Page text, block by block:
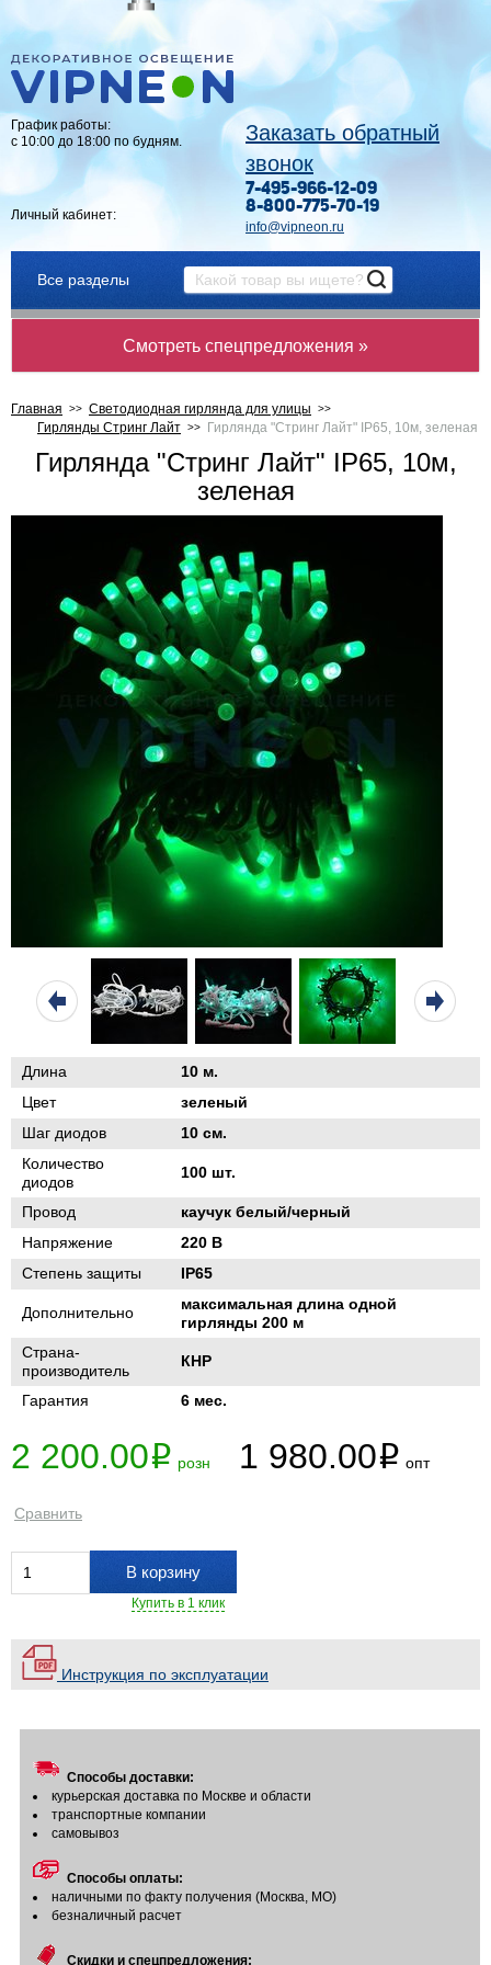
График работы:
с 10:00 до 18:00 по будням.
Личный кабинет:
Заказать обратный
звонок
7-495-966-12-09
8-800-775-70-19
info@vipneon.ru
Все разделы
Смотреть спецпредложения »
Главная
Светодиодная гирлянда для улицы
Гирлянды Стринг Лайт
Гирлянда "Стринг Лайт" IP65, 10м, зеленая
Гирлянда "Стринг Лайт" IP65, 10м,
зеленая
Длина
10 м.
Цвет
зеленый
Шаг диодов
10 см.
Количество
диодов
100 шт.
Провод
каучук белый/черный
Напряжение
220 В
Степень защиты
IP65
Дополнительно
максимальная длина одной
гирлянды 200 м
Страна-
производитель
КНР
Гарантия 6 мес.
2 200.00i розн 1 980.00i опт
Сравнить
В корзину
Купить в 1 клик
Инструкция по эксплуатации
Способы доставки:
курьерская доставка по Москве и области
транспортные компании
самовывоз
Способы оплаты:
наличными по факту получения (Москва, МО)
безналичный расчет
Скидки и спецпредложения: